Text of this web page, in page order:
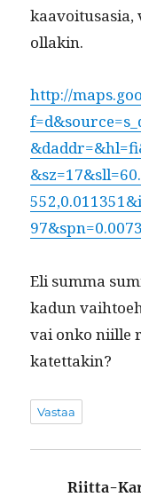
ollakin.
http://
Eli sum­ma
kadun
vai onko niille
katettakin?
Vastaa
Riitta-